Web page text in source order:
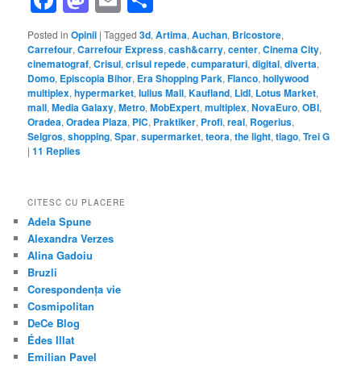
Posted in Opinii |Tagged 3d,Artima,Auchan, Bricostore,
Carrefour,Carrefour Express,cash&carry,center,Cinema City,
cinematograf,Crisul,crisul repede,cumparaturi,digital,diverta,
Domo, Episcopia Bihor, Era Shopping Park,Flanco,hollywood
multiplex,hypermarket,Iulius Mall,Kaufland, Lidl, Lotus Market,
mall,Media Galaxy,Metro,MobExpert,multiplex,NovaEuro,OBI,
Oradea,Oradea Plaza, PIC, Praktiker, Profi,real, Rogerius,
Selgros,shopping,Spar,supermarket,teora,the light,tiago,Trei G
|11 Replies
CITESC CU PLACERE
Adela Spune
Alexandra Verzes
Alina Gadoiu
Bruzli
Corespondența vie
Cosmipolitan
DeCe Blog
Édes Illat
Emilian Pavel